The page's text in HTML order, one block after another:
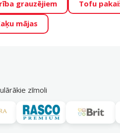
lieliskas cenas mīluļu TOP
Varbūt tieši Tavs mīlulis būs
grauzējiem Tofu
mājas
zīmoli
Granulēta barība VERSELE-